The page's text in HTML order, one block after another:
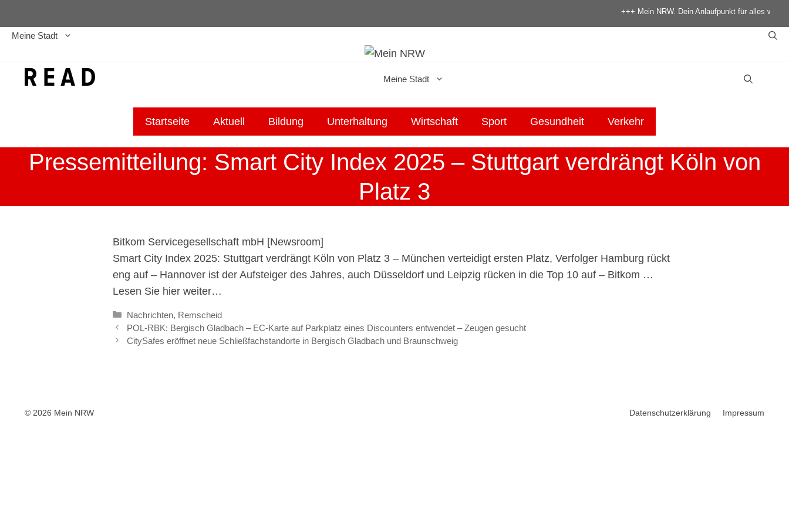
Inhalt
springen
+++ Mein NRW. Dein Anlaufpunkt für alles was in NRW
Meine Stadt
Meine Stadt
Startseite Aktuell Bildung Unterhaltung Wirtschaft Sport Gesundheit Verkehr
Pressemitteilung: Smart City Index 2025 – Stuttgart verdrängt Köln von
Platz 3
Bitkom Servicegesellschaft mbH [Newsroom]
Smart City Index 2025: Stuttgart verdrängt Köln von Platz 3 – München verteidigt ersten Platz, Verfolger Hamburg rückt
eng auf – Hannover ist der Aufsteiger des Jahres, auch Düsseldorf und Leipzig rücken in die Top 10 auf – Bitkom …
Lesen Sie hier weiter…
Kategorien
Nachrichten, Remscheid
POL-RBK: Bergisch Gladbach – EC-Karte auf Parkplatz eines Discounters entwendet – Zeugen gesucht
CitySafes eröffnet neue Schließfachstandorte in Bergisch Gladbach und Braunschweig
Datenschutzerklärung Impressum
© 2026 Mein NRW